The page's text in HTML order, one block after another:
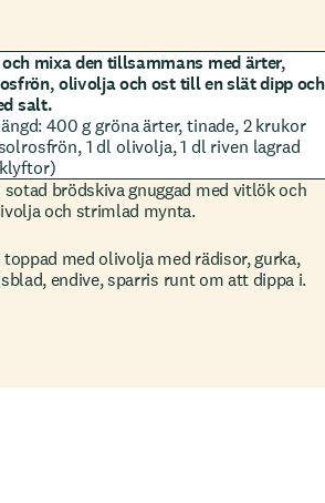
mixa den tillsammans medärter,
olivolja och osttill enslät dipp och
salt.
400 g gröna ärter, tinade, 2 krukor
1 dl olivolja, 1 dl riven lagrad
sotad brödskiva gnuggad med vitlök och
och strimlad mynta.
med olivolja med rädisor, gurka,
endive, sparris runt om att dippa i.